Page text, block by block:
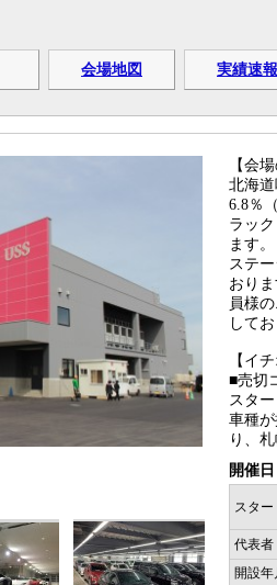
会場地図 実績速報
【会
北海
6.8％
ラッ
ます
ステ
おり
員様
して
【イ
■売切
スタ
車種
り、
開催
スター
代表者
開設年